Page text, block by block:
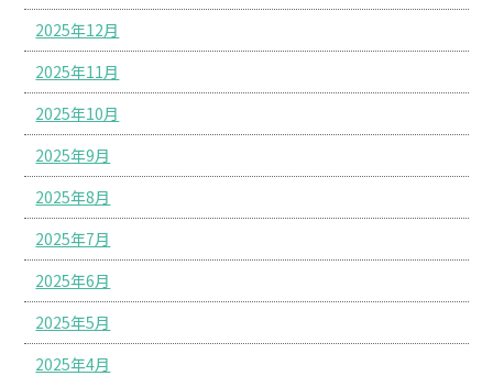
2025年12月
2025年11月
2025年10月
2025年9月
2025年8月
2025年7月
2025年6月
2025年5月
2025年4月